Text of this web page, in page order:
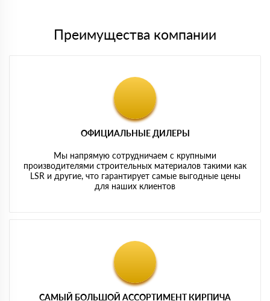
Преимущества компании
ОФИЦИАЛЬНЫЕ ДИЛЕРЫ
Мы напрямую сотрудничаем с крупными
производителями строительных материалов такими как
LSR и другие, что гарантирует самые выгодные цены
для наших клиентов
САМЫЙ БОЛЬШОЙ АССОРТИМЕНТ КИРПИЧА